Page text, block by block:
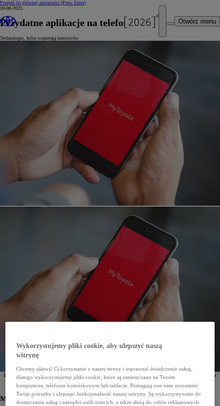
Przejdź do głównej zawartości (Press Enter)
Otwórz menu
30-06-2025
Przydatne aplikacje na telefon
Technologie, które wspierają kierowców
Popularny slogan głosi, że niezależnie od tego, co chcemy zrobić, istnieje już aplikacja, która nam to
ułatwi. Przyjrzyjmy się dziś najpopularniejszym „apkom”, dzięki którym obsługa naszego auta,
planowanie tras czy podróż samochodem staną się prostsze i przyjemniejsze.
MyToyota – klucz do świata Toyoty
Wykorzystujemy pliki cookie, aby ulepszyć naszą
witrynę
Chcemy ułatwić Ci korzystanie z naszej strony i usprawnić świadczenie usług,
dlatego wykorzystujemy pliki cookie, które są umieszczane na Twoim
komputerze, telefonie komórkowym lub tablecie. Pomagają one nam zrozumieć
Twoje potrzeby i ulepszać funkcjonalność naszej witryny. Są wykorzystywane do
dostarczania usług i narzędzi osób trzecich, a także służą do celów reklamowych.